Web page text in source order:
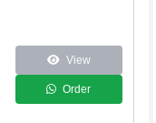
View
Order